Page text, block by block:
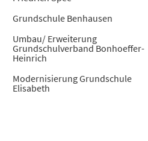
Grundschule Benhausen
Umbau/ Erweiterung
Grundschulverband Bonhoeffer-
Heinrich
Modernisierung Grundschule
Elisabeth